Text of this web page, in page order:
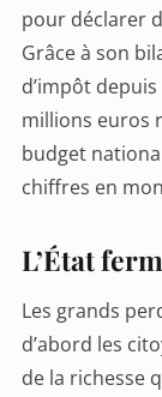
pour déclarer
Grâce à son
d’impôt
millions euros
budget
chiffres en
L’État
Les grands
d’abord les
de la richesse